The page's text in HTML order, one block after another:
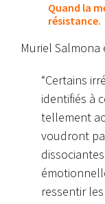
Quand la
résistance.
Muriel Salmona
“Certains
identifiés à
tellement
voudront
ressentir